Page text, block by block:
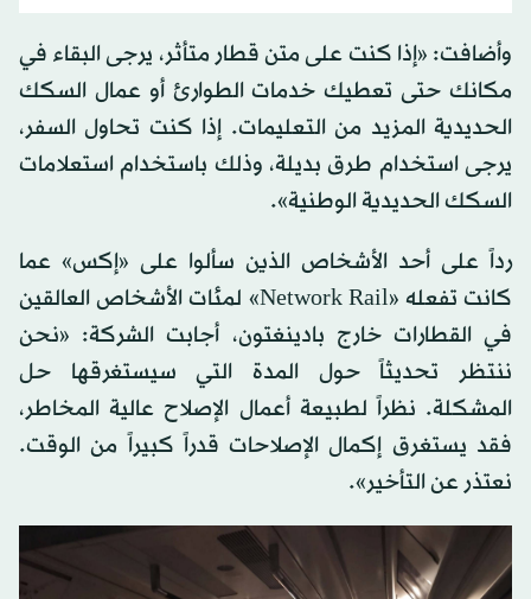
وأضافت: «إذا كنت على متن قطار متأثر، يرجى البقاء في
مكانك حتى تعطيك خدمات الطوارئ أو عمال السكك
الحديدية المزيد من التعليمات. إذا كنت تحاول السفر،
يرجى استخدام طرق بديلة، وذلك باستخدام استعلامات
السكك الحديدية الوطنية».
رداً على أحد الأشخاص الذين سألوا على «إكس» عما
كانت تفعله «Network Rail» لمئات الأشخاص العالقين
في القطارات خارج بادينغتون، أجابت الشركة: «نحن
ننتظر تحديثاً حول المدة التي سيستغرقها حل
المشكلة. نظراً لطبيعة أعمال الإصلاح عالية المخاطر،
فقد يستغرق إكمال الإصلاحات قدراً كبيراً من الوقت.
نعتذر عن التأخير».